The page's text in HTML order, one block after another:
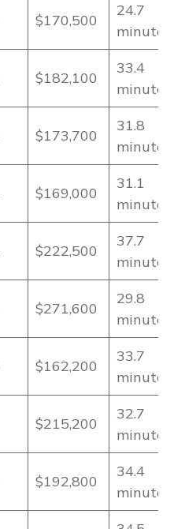
$170,500
24.7
minutos
$182,100
33.4
minutos
$173,700
31.8
minutos
$169,000
31.1
minutos
$222,500
37.7
minutos
$271,600
29.8
minutos
$162,200
33.7
minutos
$215,200
32.7
minutos
$192,800
34.4
minutos